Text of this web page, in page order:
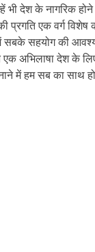
भी देश के नागरिक
प्रगति एक वर्ग विशेष
सबके सहयोग की
अभिलाषा देश के
में हम सब का साथ